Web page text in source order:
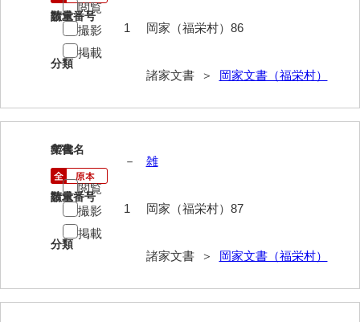
岡田家文書（萩市）
岡田学収集史料
小川家文書
小川五郎収集史料
尾崎家文書（防府市）
請求番号
岡家（福栄村）86
分類
諸家文書 ＞ 岡家文書（福栄村）
数量
1
閲覧
撮影
掲載
87
文書名
雑
請求番号
岡家（福栄村）87
分類
諸家文書 ＞ 岡家文書（福栄村）
年代
－
数量
1
閲覧
撮影
掲載